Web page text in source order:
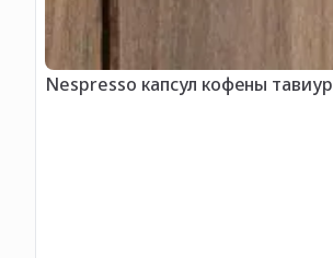
Nespresso капсул кофены тавиур